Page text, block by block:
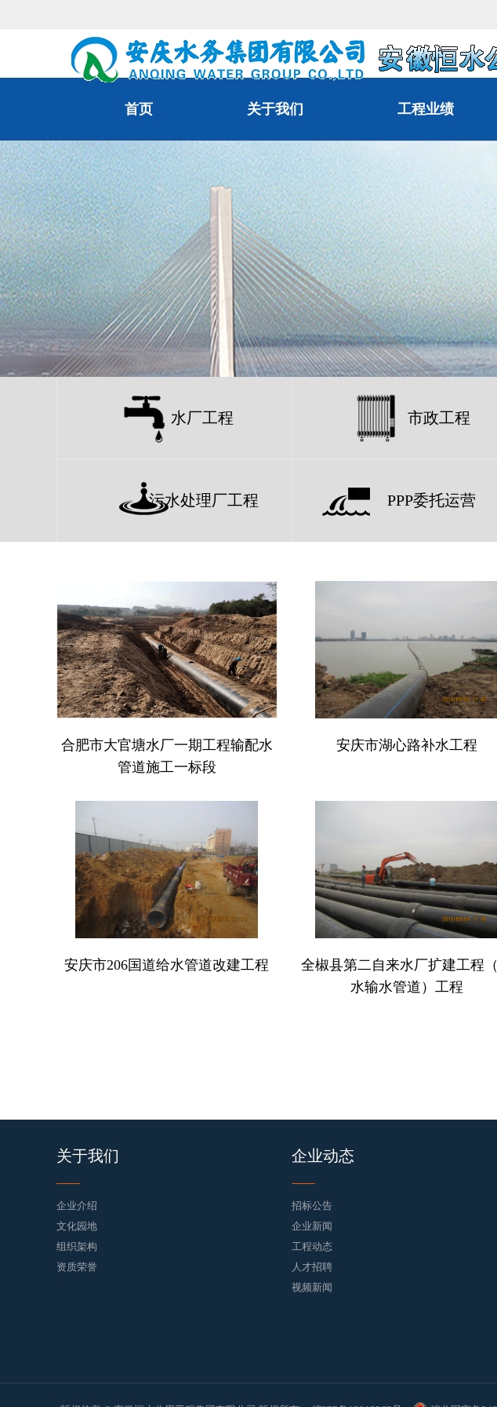
首页 关于我们 工程业绩
水厂工程 市政工程
污水处理厂工程 PPP委托运营
合肥市大官塘水厂一期工程输配水
管道施工一标段
安庆市湖心路补水工程
安庆市206国道给水管道改建工程
全椒县第二自来水厂扩建工程
水输水管道）工程
关于我们
企业介绍
文化园地
组织架构
资质荣誉
企业动态
招标公告
企业新闻
工程动态
人才招聘
视频新闻